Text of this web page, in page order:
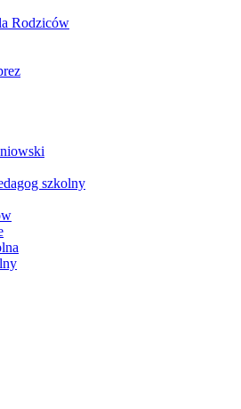
Rodziców
szkolny